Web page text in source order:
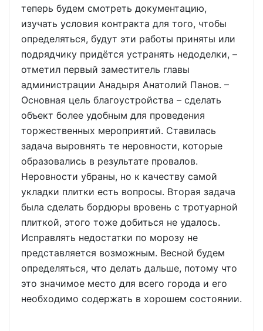
теперь будем смотреть документацию,
изучать условия контракта для того, чтобы
определяться, будут эти работы приняты или
подрядчику придётся устранять недоделки, –
отметил первый заместитель главы
администрации Анадыря Анатолий Панов. –
Основная цель благоустройства – сделать
объект более удобным для проведения
торжественных мероприятий. Ставилась
задача выровнять те неровности, которые
образовались в результате провалов.
Неровности убраны, но к качеству самой
укладки плитки есть вопросы. Вторая задача
была сделать бордюры вровень с тротуарной
плиткой, этого тоже добиться не удалось.
Исправлять недостатки по морозу не
представляется возможным. Весной будем
определяться, что делать дальше, потому что
это значимое место для всего города и его
необходимо содержать в хорошем состоянии.